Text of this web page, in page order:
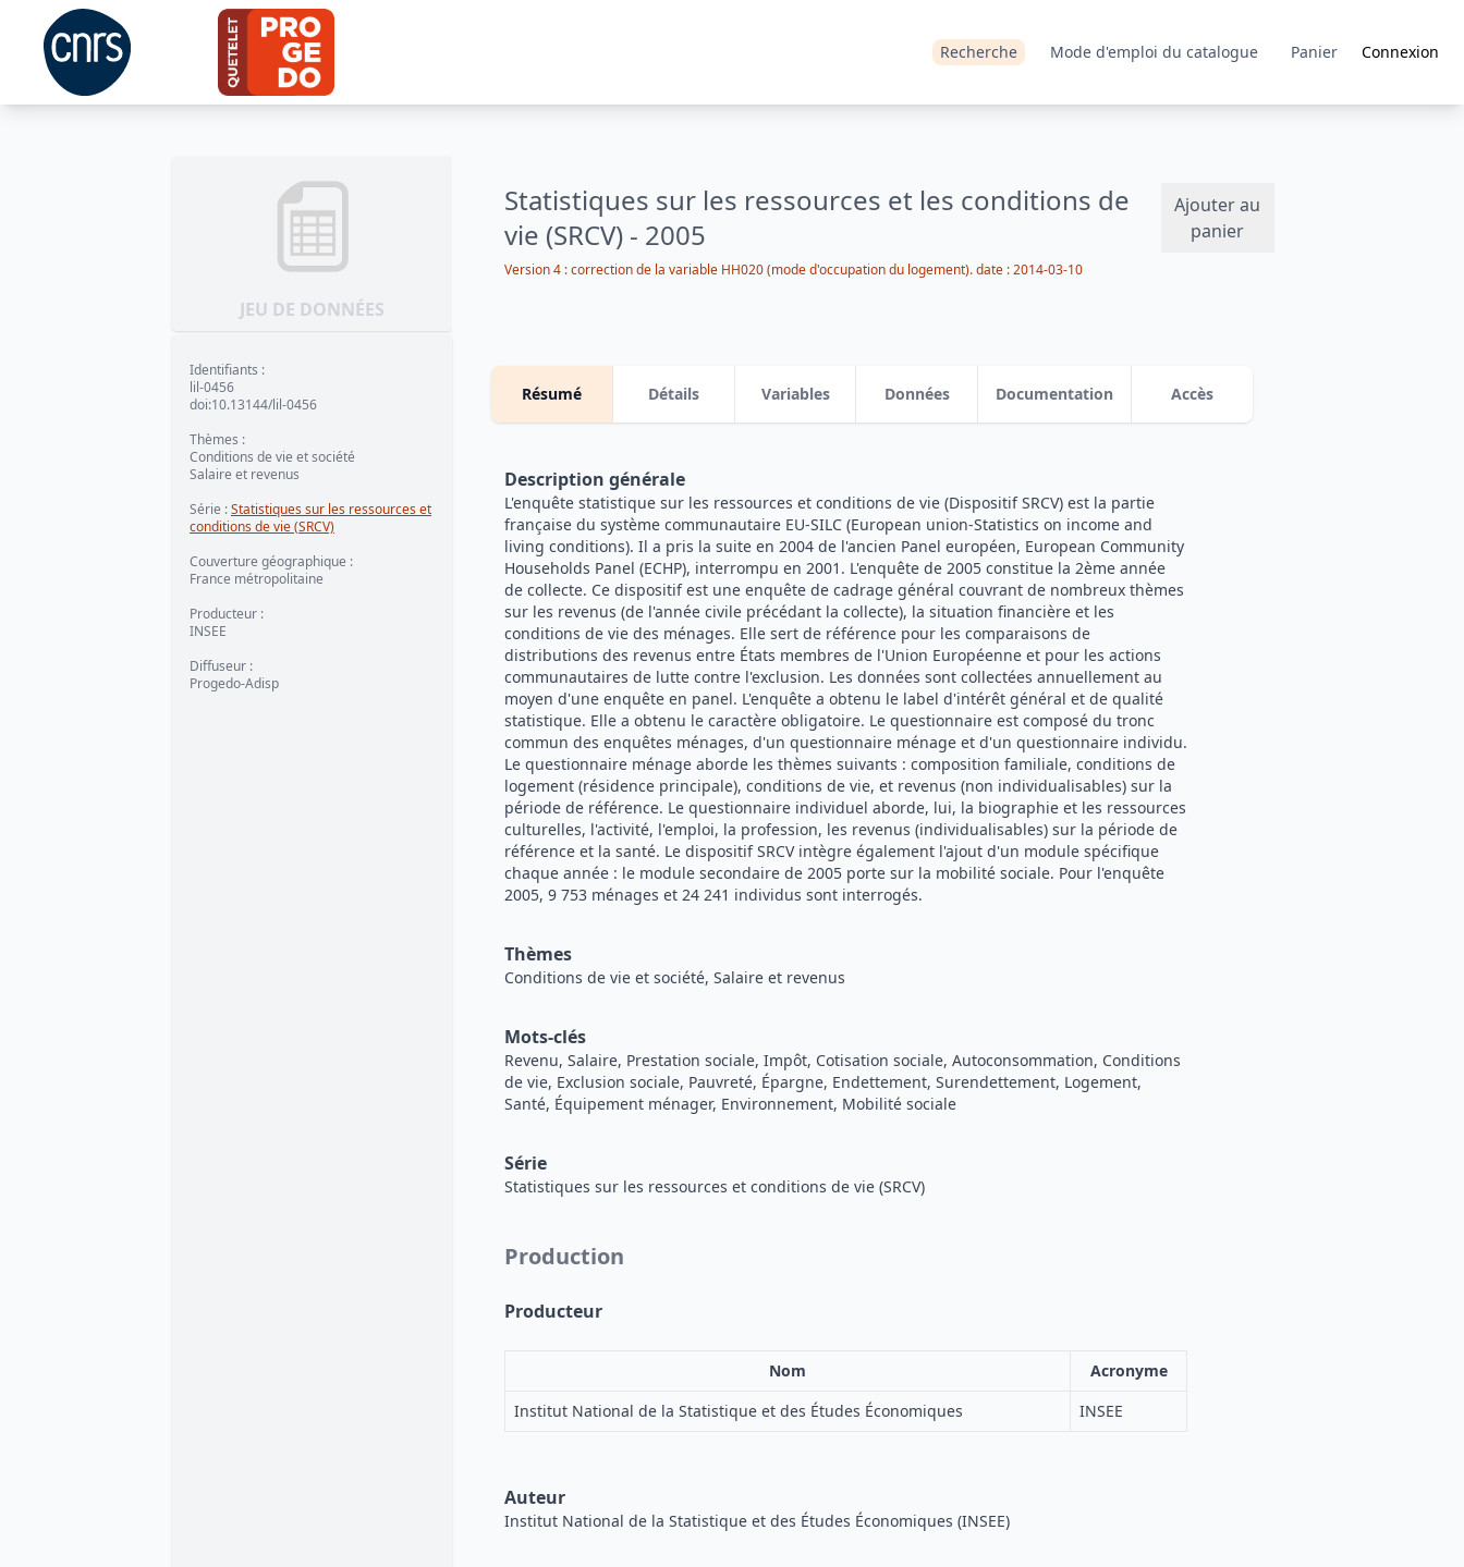
Recherche Mode d'emploi du catalogue Panier Connexion
JEU DE DONNÉES
Statistiques sur les ressources et les conditions de
vie (SRCV) - 2005
Ajouter au
panier
Version 4 : correction de la variable HH020 (mode d'occupation du logement).date :2014-03-10
Identifiants :
lil-0456
doi:10.13144/lil-0456
Thèmes :
Conditions de vie et société
Salaire et revenus
Série :Statistiques sur les ressources et
conditions de vie (SRCV)
Couverture géographique :
France métropolitaine
Producteur :
INSEE
Diffuseur :
Progedo-Adisp
Résumé Détails Variables Données Documentation Accès
Description générale
L'enquête statistique sur les ressources et conditions de vie (Dispositif SRCV) est la partie
française du système communautaire EU-SILC (European union-Statistics on income and
living conditions). Il a pris la suite en 2004 de l'ancien Panel européen, European Community
Households Panel (ECHP), interrompu en 2001. L'enquête de 2005 constitue la 2ème année
de collecte. Ce dispositif est une enquête de cadrage général couvrant de nombreux thèmes
sur les revenus (de l'année civile précédant la collecte), la situation financière et les
conditions de vie des ménages. Elle sert de référence pour les comparaisons de
distributions des revenus entre États membres de l'Union Européenne et pour les actions
communautaires de lutte contre l'exclusion. Les données sont collectées annuellement au
moyen d'une enquête en panel. L'enquête a obtenu le label d'intérêt général et de qualité
statistique. Elle a obtenu le caractère obligatoire. Le questionnaire est composé du tronc
commun des enquêtes ménages, d'un questionnaire ménage et d'un questionnaire individu.
Le questionnaire ménage aborde les thèmes suivants : composition familiale, conditions de
logement (résidence principale), conditions de vie, et revenus (non individualisables) sur la
période de référence. Le questionnaire individuel aborde, lui, la biographie et les ressources
culturelles, l'activité, l'emploi, la profession, les revenus (individualisables) sur la période de
référence et la santé. Le dispositif SRCV intègre également l'ajout d'un module spécifique
chaque année : le module secondaire de 2005 porte sur la mobilité sociale. Pour l'enquête
2005, 9 753 ménages et 24 241 individus sont interrogés.
Thèmes
Conditions de vie et société, Salaire et revenus
Mots-clés
Revenu, Salaire, Prestation sociale, Impôt, Cotisation sociale, Autoconsommation, Conditions
de vie, Exclusion sociale, Pauvreté, Épargne, Endettement, Surendettement, Logement,
Santé, Équipement ménager, Environnement, Mobilité sociale
Série
Statistiques sur les ressources et conditions de vie (SRCV)
Production
Producteur
Nom
Acronyme
Institut National de la Statistique et des Études Économiques
INSEE
Auteur
Institut National de la Statistique et des Études Économiques (INSEE)